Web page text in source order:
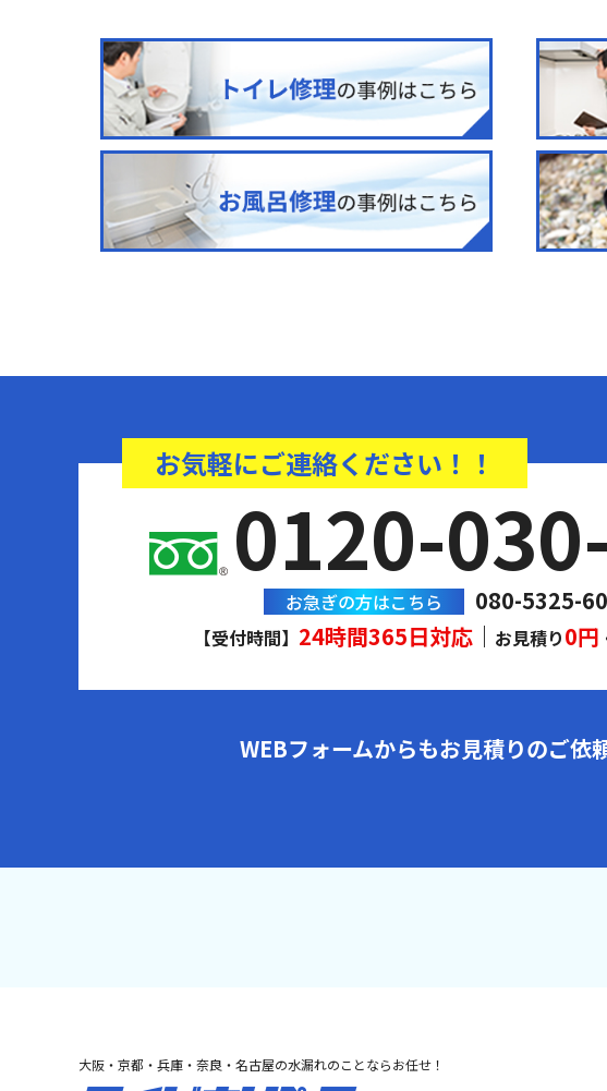
お気軽にご連絡ください！！
0120-
お急ぎの方はこちら 080-5325-
【受付時間】 24時間365日対応 ｜ お見積り0円
WEBフォームからもお見積りのご依
大阪・京都・兵庫・奈良・名古屋の水漏れのことならお任せ！